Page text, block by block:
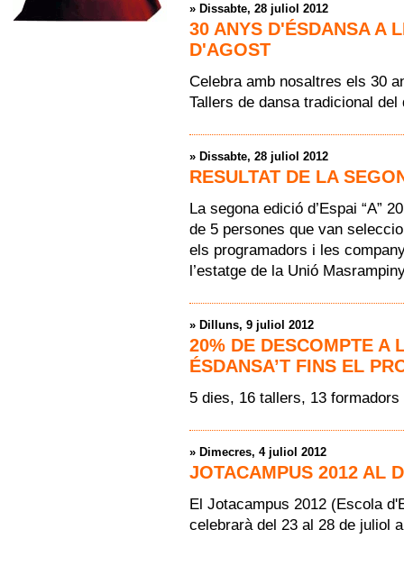
» Dissabte, 28 juliol 2012
30 ANYS D'ÉSDANSA A
D'AGOST
Celebra amb nosaltres els 30
Tallers de dansa tradicional
» Dissabte, 28 juliol 2012
RESULTAT DE LA
La segona edició d’Espai “A”
de 5 persones que van
els programadors i les
l’estatge de la Unió
» Dilluns, 9 juliol 2012
20% DE DESCOMPTE A
ÉSDANSA’T FINS EL
5 dies, 16 tallers, 13
» Dimecres, 4 juliol 2012
JOTACAMPUS 2012 AL
El Jotacampus 2012 (Escola
celebrarà del 23 al 28 de juliol